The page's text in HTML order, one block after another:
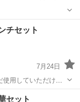
チセット
7月24日
使用していただける
セット